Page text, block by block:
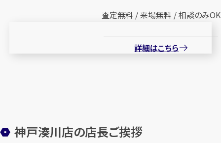
査定無料 / 来場無料 / 相談のみOK
詳細はこちら
神戸湊川店の店長ご挨拶